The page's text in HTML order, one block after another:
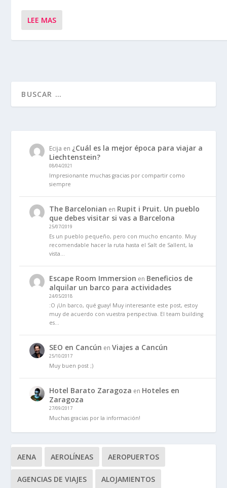
LEE MAS
Ecija en ¿Cuál es la mejor época para viajar a
Liechtenstein?
08/04/2021
Impresionante muchas gracias por compartir como
siempre
The Barcelonian en Rupit i Pruit. Un pueblo
que debes visitar si vas a Barcelona
25/07/2019
Es un pueblo pequeño, pero con mucho encanto. Muy
recomendable hacer la ruta hasta el Salt de Sallent, la
vista…
Escape Room Immersion en Beneficios de
alquilar un barco para actividades
24/05/2018
:O ¡Un barco, qué guay! Muy interesante este post, estoy
muy de acuerdo con vuestra perspectiva. El team building
es…
SEO en Cancún enViajes a Cancún
25/10/2017
Muy buen post ;)
Hotel Barato Zaragoza en Hoteles en
Zaragoza
27/09/2017
Muchas gracias por la información!
AENA AEROLÍNEAS AEROPUERTOS
AGENCIAS DE VIAJES ALOJAMIENTOS